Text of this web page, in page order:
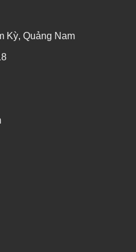
Kỳ, Quảng Nam